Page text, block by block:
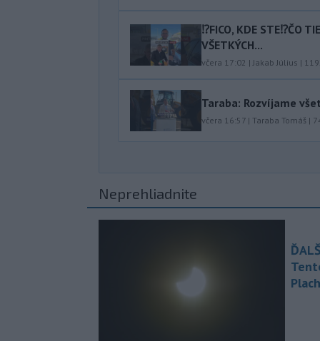
⁉️FICO, KDE STE⁉️ČO
VŠETKÝCH...
včera 17:02 | Jakab Július |
Taraba: Rozvíjame
včera 16:57 | Taraba Tomáš |
Neprehliadnite